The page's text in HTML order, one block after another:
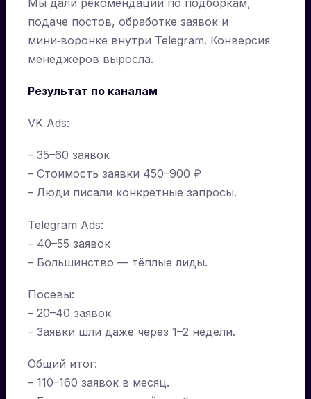
подаче постов, обработке заявок и
мини‑воронке внутри Telegram. Конверсия
менеджеров выросла.
Результат по каналам
VK Ads:
– 35–60 заявок
– Стоимость заявки 450–900 ₽
– Люди писали конкретные запросы.
Telegram Ads:
– 40–55 заявок
– Большинство — тёплые лиды.
Посевы:
– 20–40 заявок
– Заявки шли даже через 1–2 недели.
Общий итог:
– 110–160 заявок в месяц.